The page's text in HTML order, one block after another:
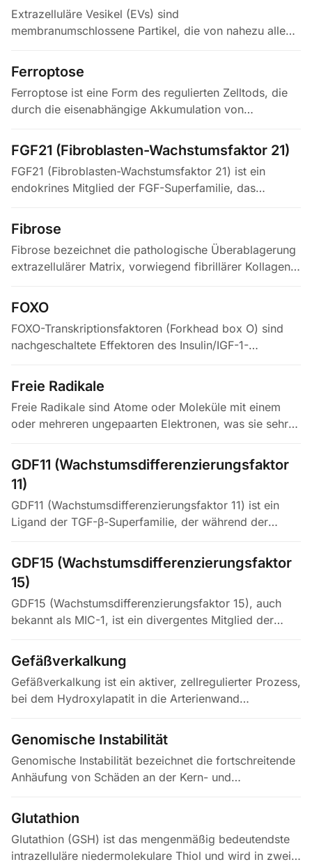
Extrazelluläre Vesikel (EVs) sind
membranumschlossene Partikel, die von nahezu allen
Exosomen (30–150 nm, endosomalen Ursprungs…
Ferroptose
Ferroptose ist eine Form des regulierten Zelltods, die
durch die eisenabhängige Akkumulation von
ein Mechanismus, der sie von…
FGF21 (Fibroblasten-Wachstumsfaktor 21)
FGF21 (Fibroblasten-Wachstumsfaktor 21) ist ein
endokrines Mitglied der FGF-Superfamilie, das
diätetische Proteinrestriktion und…
Fibrose
Fibrose bezeichnet die pathologische Überablagerung
extrazellulärer Matrix, vorwiegend fibrillärer Kollagene
chronischer…
FOXO
FOXO-Transkriptionsfaktoren (Forkhead box O) sind
nachgeschaltete Effektoren des Insulin/IGF-1-
DNA-Reparatur, Autophagie und…
Freie Radikale
Freie Radikale sind Atome oder Moleküle mit einem
oder mehreren ungepaarten Elektronen, was sie sehr
Stoffwechsel, bei…
GDF11 (Wachstumsdifferenzierungsfaktor
11)
GDF11 (Wachstumsdifferenzierungsfaktor 11) ist ein
Ligand der TGF-β-Superfamilie, der während der
axialen Musterbildung und…
GDF15 (Wachstumsdifferenzierungsfaktor
15)
GDF15 (Wachstumsdifferenzierungsfaktor 15), auch
bekannt als MIC-1, ist ein divergentes Mitglied der
Bedingungen nur gering…
Gefäßverkalkung
Gefäßverkalkung ist ein aktiver, zellregulierter Prozess,
bei dem Hydroxylapatit in die Arterienwand
lange angenommen. Zwei…
Genomische Instabilität
Genomische Instabilität bezeichnet die fortschreitende
Anhäufung von Schäden an der Kern- und
Chromosomenumbauten,…
Glutathion
Glutathion (GSH) ist das mengenmäßig bedeutendste
intrazelluläre niedermolekulare Thiol und wird in zwei